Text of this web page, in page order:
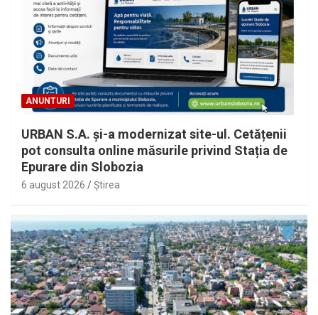
ANUNTURI
URBAN S.A. și-a modernizat site-ul. Cetățenii
pot consulta online măsurile privind Stația de
Epurare din Slobozia
6 august 2026 Ştirea